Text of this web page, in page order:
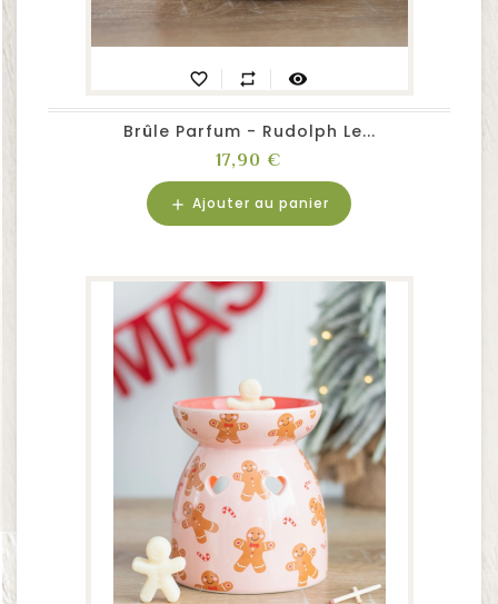
favorite_border repeat visibility
Brûle Parfum - Rudolph Le...
Prix
17,90 €
add Ajouter au panier